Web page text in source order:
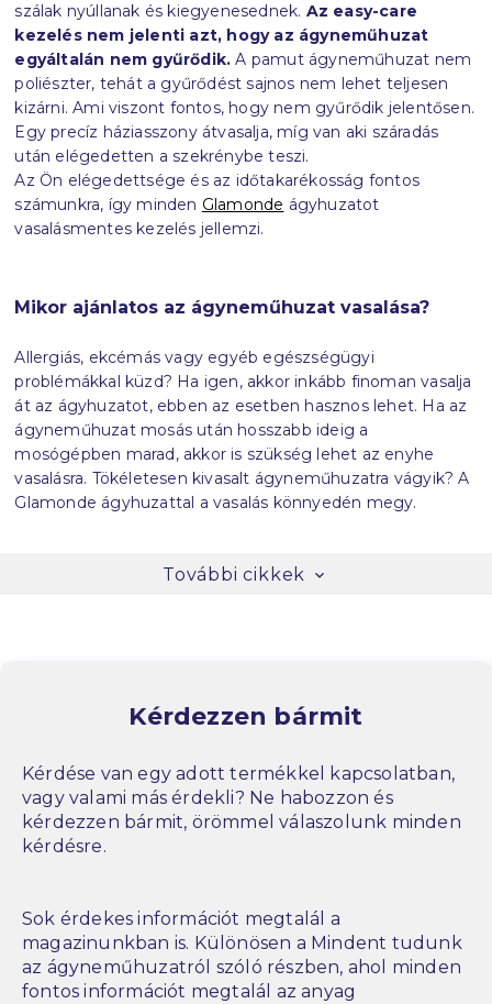
szálak nyúllanak és kiegyenesednek. Az easy-care
kezelés nem jelenti azt, hogy az ágyneműhuzat
egyáltalán nem gyűrődik. A pamut ágyneműhuzat nem
poliészter, tehát a gyűrődést sajnos nem lehet teljesen
kizárni. Ami viszont fontos, hogy nem gyűrődik jelentősen.
Egy precíz háziasszony átvasalja, míg van aki száradás
után elégedetten a szekrénybe teszi.
Az Ön elégedettsége és az időtakarékosság fontos
számunkra, így minden Glamonde ágyhuzatot
vasalásmentes kezelés jellemzi.
Mikor ajánlatos az ágyneműhuzat vasalása?
Allergiás, ekcémás vagy egyéb egészségügyi
problémákkal küzd? Ha igen, akkor inkább finoman vasalja
át az ágyhuzatot, ebben az esetben hasznos lehet. Ha az
ágyneműhuzat mosás után hosszabb ideig a
mosógépben marad, akkor is szükség lehet az enyhe
vasalásra. Tökéletesen kivasalt ágyneműhuzatra vágyik? A
Glamonde ágyhuzattal a vasalás könnyedén megy.
További cikkek
Kérdezzen bármit
Kérdése van egy adott termékkel kapcsolatban,
vagy valami más érdekli? Ne habozzon és
kérdezzen bármit, örömmel válaszolunk minden
kérdésre.
Sok érdekes információt megtalál a
magazinunkban is. Különösen a Mindent tudunk
az ágyneműhuzatról szóló részben, ahol minden
fontos információt megtalál az anyag